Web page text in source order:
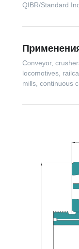
QIBR/Standard
Conveyor,
locomotives,
mills, continuous